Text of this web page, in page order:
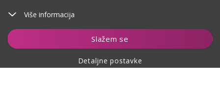
Više informacija
Slažem se
Detaljne postavke